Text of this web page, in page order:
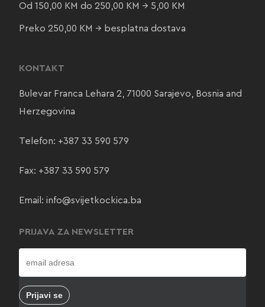
Od 150,00 KM do 250,00 KM → 5,00 KM
Preko 250,00 KM → besplatna dostava
KONTAKT
Bulevar Franca Lehara 2, 71000 Sarajevo, Bosnia and
Herzegovina
Telefon: +387 33 590 579
Fax: +387 33 590 579
Email: info@svijetkockica.ba
PRIJAVA ZA NEWSLETTER